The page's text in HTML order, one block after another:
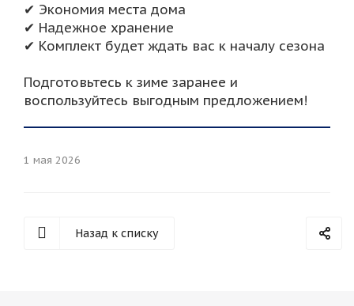
✔ Экономия места дома
✔ Надежное хранение
✔ Комплект будет ждать вас к началу сезона
Подготовьтесь к зиме заранее и
воспользуйтесь выгодным предложением!
1 мая 2026
Назад к списку